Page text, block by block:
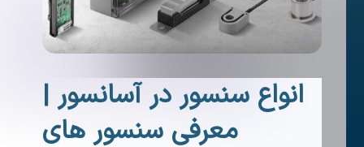
انواع سنسور در آسانسور |
معرفی سنسور های